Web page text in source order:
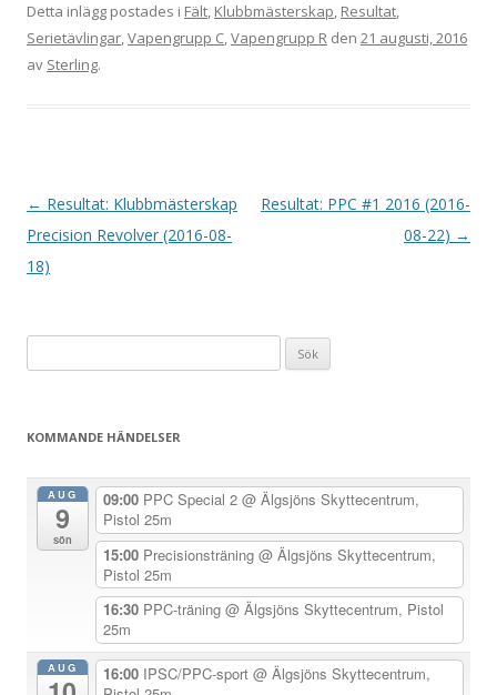
Detta inlägg postades i Fält, Klubbmästerskap, Resultat,
Serietävlingar,Vapengrupp C,Vapengrupp R den 21 augusti, 2016
av Sterling.
I
n
l
v
g
← Resultat: Klubbmästerskap
Precision Revolver (2016-08-
18)
Resultat: PPC #1 2016 (2016-
08-22) →
efter:
KOMMANDE HÄNDELSER
AUG
9
sön
09:00 PPC Special 2 @ Älgsjöns Skyttecentrum,
Pistol 25m
15:00 Precisionsträning @ Älgsjöns Skyttecentrum,
Pistol 25m
16:30 PPC-träning @ Älgsjöns Skyttecentrum, Pistol
25m
AUG 16:00 IPSC/PPC-sport @ Älgsjöns Skyttecentrum,